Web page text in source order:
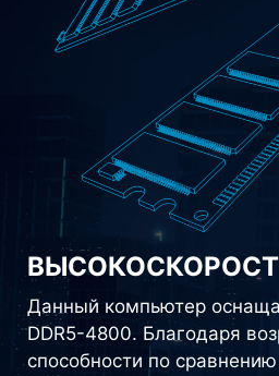
Данный компьютер
DDR5-4800. Благодаря
способности по сравнению